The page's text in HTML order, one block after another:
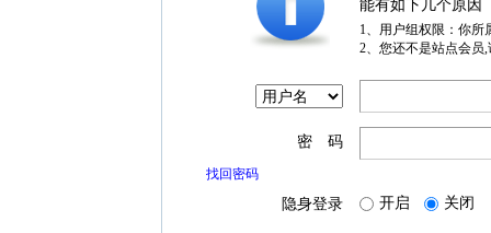
能有如下几个原因
1、用户组权限：你所
2、您还不是站点会员
密 码
找回密码
隐身登录 开启 关闭